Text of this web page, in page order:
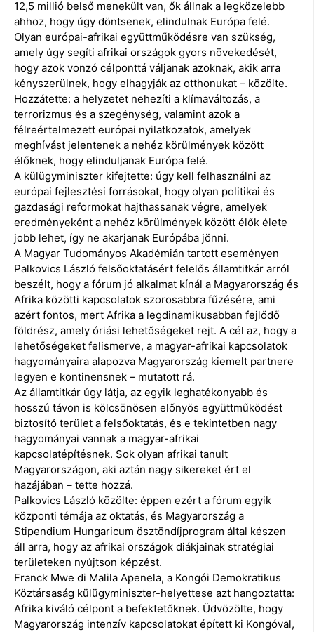
12,5 millió belső menekült van, ők állnak a legközelebb
ahhoz, hogy úgy döntsenek, elindulnak Európa felé.
Olyan európai-afrikai együttműködésre van szükség,
amely úgy segíti afrikai országok gyors növekedését,
hogy azok vonzó célponttá váljanak azoknak, akik arra
kényszerülnek, hogy elhagyják az otthonukat – közölte.
Hozzátette: a helyzetet nehezíti a klímaváltozás, a
terrorizmus és a szegénység, valamint azok a
félreértelmezett európai nyilatkozatok, amelyek
meghívást jelentenek a nehéz körülmények között
élőknek, hogy elinduljanak Európa felé.
A külügyminiszter kifejtette: úgy kell felhasználni az
európai fejlesztési forrásokat, hogy olyan politikai és
gazdasági reformokat hajthassanak végre, amelyek
eredményeként a nehéz körülmények között élők élete
jobb lehet, így ne akarjanak Európába jönni.
A Magyar Tudományos Akadémián tartott eseményen
Palkovics László felsőoktatásért felelős államtitkár arról
beszélt, hogy a fórum jó alkalmat kínál a Magyarország és
Afrika közötti kapcsolatok szorosabbra fűzésére, ami
azért fontos, mert Afrika a legdinamikusabban fejlődő
földrész, amely óriási lehetőségeket rejt. A cél az, hogy a
lehetőségeket felismerve, a magyar-afrikai kapcsolatok
hagyományaira alapozva Magyarország kiemelt partnere
legyen e kontinensnek – mutatott rá.
Az államtitkár úgy látja, az egyik leghatékonyabb és
hosszú távon is kölcsönösen előnyös együttműködést
biztosító terület a felsőoktatás, és e tekintetben nagy
hagyományai vannak a magyar-afrikai
kapcsolatépítésnek. Sok olyan afrikai tanult
Magyarországon, aki aztán nagy sikereket ért el
hazájában – tette hozzá.
Palkovics László közölte: éppen ezért a fórum egyik
központi témája az oktatás, és Magyarország a
Stipendium Hungaricum ösztöndíjprogram által készen
áll arra, hogy az afrikai országok diákjainak stratégiai
területeken nyújtson képzést.
Franck Mwe di Malila Apenela, a Kongói Demokratikus
Köztársaság külügyminiszter-helyettese azt hangoztatta:
Afrika kiváló célpont a befektetőknek. Üdvözölte, hogy
Magyarország intenzív kapcsolatokat épített ki Kongóval,